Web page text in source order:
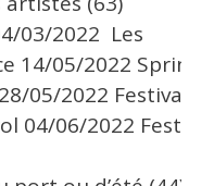
03/2022 Les
14/05/2022 Spring
05/2022 Festival
04/06/2022 Festival